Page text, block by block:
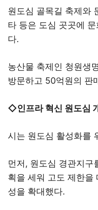
원도심 골목길 축제와
타 등은 도심 곳곳에
다.
농산물 축제인 청원생
방문하고 50억원의 판
◇인프라 혁신 원도심
시는 원도심 활성화를
먼저, 원도심 경관지구
획을 세워 고도 제한을
성을 확대했다.